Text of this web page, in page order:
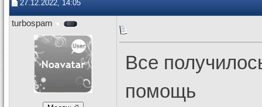
27.12.2022, 14:05
turbospam
Все
помощь